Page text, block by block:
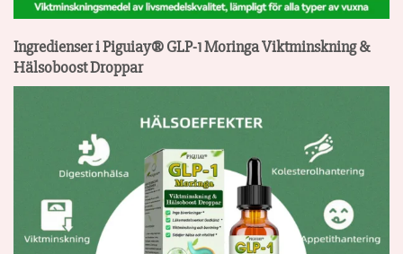
Ingredienser i Piguiay® GLP-1 Moringa Viktminskning &
Hälsoboost Droppar